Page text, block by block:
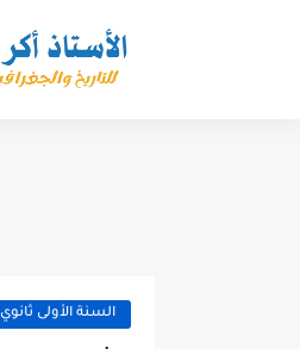
السنة الأولى ثانوي